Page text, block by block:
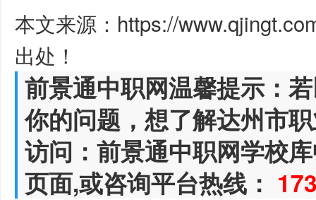
本文来源：https://
出处！
前景通中职网温馨提示：
你的问题，想了解达州市
访问：前景通中职网学校
页面,或咨询平台热线：